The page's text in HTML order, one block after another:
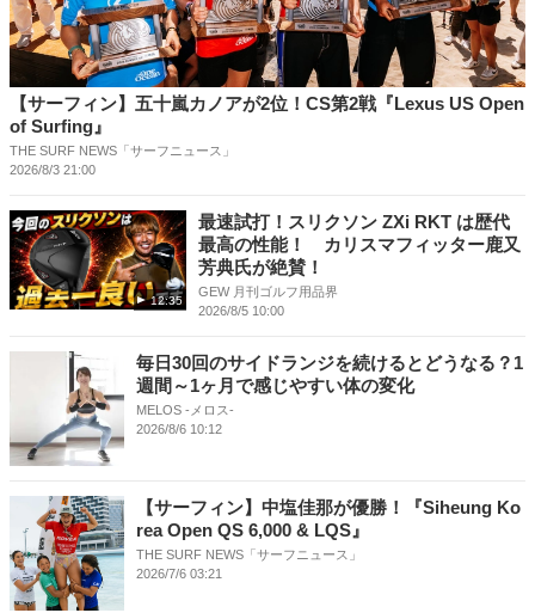
【サーフィン】五十嵐カノアが2位！CS第2戦『Lexus US Open
of Surfing』
THE SURF NEWS「サーフニュース」
2026/8/3 21:00
12:35
最速試打！スリクソン ZXi RKT は歴代
最高の性能！ カリスマフィッター鹿又
芳典氏が絶賛！
GEW 月刊ゴルフ用品界
2026/8/5 10:00
毎日30回のサイドランジを続けるとどうなる？1
週間～1ヶ月で感じやすい体の変化
MELOS -メロス-
2026/8/6 10:12
【サーフィン】中塩佳那が優勝！『Siheung Ko
rea Open QS 6,000 & LQS』
THE SURF NEWS「サーフニュース」
2026/7/6 03:21